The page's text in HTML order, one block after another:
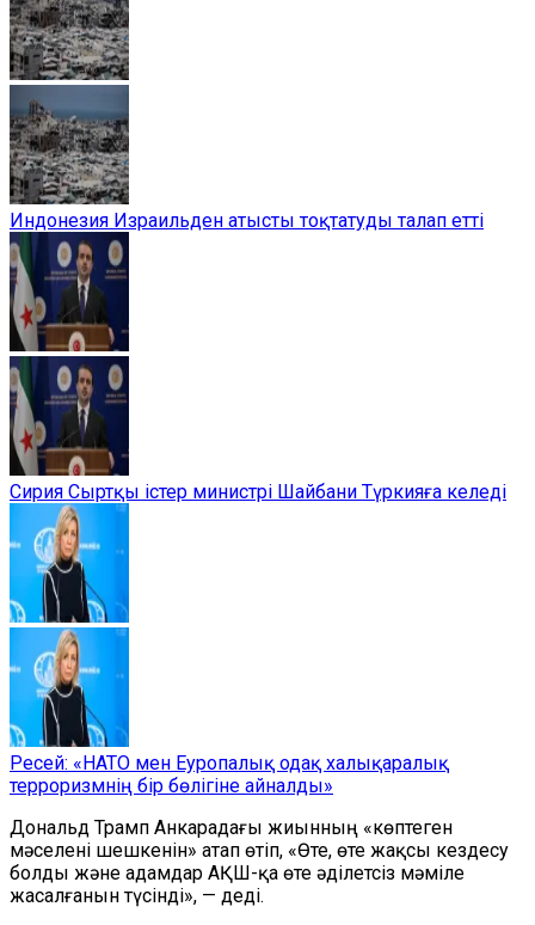
Индонезия Израильден атысты тоқтатуды талап етті
Сирия Сыртқы істер министрі Шайбани Түркияға келеді
Ресей: «НАТО мен Еуропалық одақ халықаралық
терроризмнің бір бөлігіне айналды»
Дональд Трамп Анкарадағы жиынның «көптеген
мәселені шешкенін» атап өтіп, «Өте, өте жақсы кездесу
болды және адамдар АҚШ-қа өте әділетсіз мәміле
жасалғанын түсінді», — деді.